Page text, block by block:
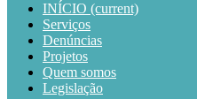
INÍCIO (current)
Serviços
Denúncias
Projetos
Quem somos
Legislação